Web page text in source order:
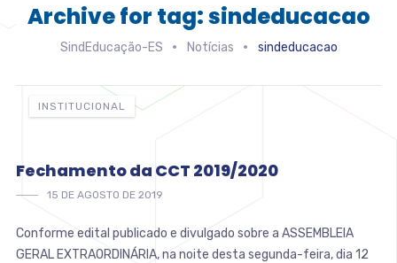
Archive for tag: sindeducacao
SindEducação-ES Notícias sindeducacao
INSTITUCIONAL
Fechamento da CCT 2019/2020
15 DE AGOSTO DE 2019
Conforme edital publicado e divulgado sobre a ASSEMBLEIA
GERAL EXTRAORDINÁRIA, na noite desta segunda-feira, dia 12